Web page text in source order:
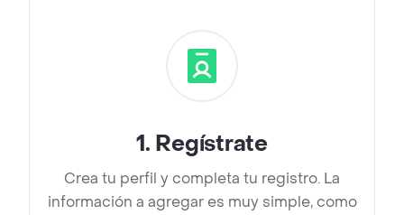
1. Regístrate
Crea tu perfil y completa tu registro. La
información a agregar es muy simple, como